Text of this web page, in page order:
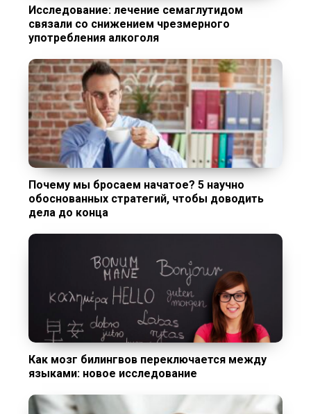
Исследование: лечение семаглутидом
связали со снижением чрезмерного
употребления алкоголя
Почему мы бросаем начатое? 5 научно
обоснованных стратегий, чтобы доводить
дела до конца
Как мозг билингвов переключается между
языками: новое исследование